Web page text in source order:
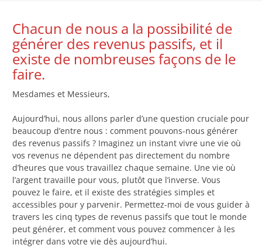
Chacun de nous a la possibilité de
générer des revenus passifs, et il
existe de nombreuses façons de le
faire.
Mesdames et Messieurs,
Aujourd’hui, nous allons parler d’une question cruciale pour
beaucoup d’entre nous : comment pouvons-nous générer
des revenus passifs ? Imaginez un instant vivre une vie où
vos revenus ne dépendent pas directement du nombre
d’heures que vous travaillez chaque semaine. Une vie où
l’argent travaille pour vous, plutôt que l’inverse. Vous
pouvez le faire, et il existe des stratégies simples et
accessibles pour y parvenir. Permettez-moi de vous guider à
travers les cinq types de revenus passifs que tout le monde
peut générer, et comment vous pouvez commencer à les
intégrer dans votre vie dès aujourd’hui.